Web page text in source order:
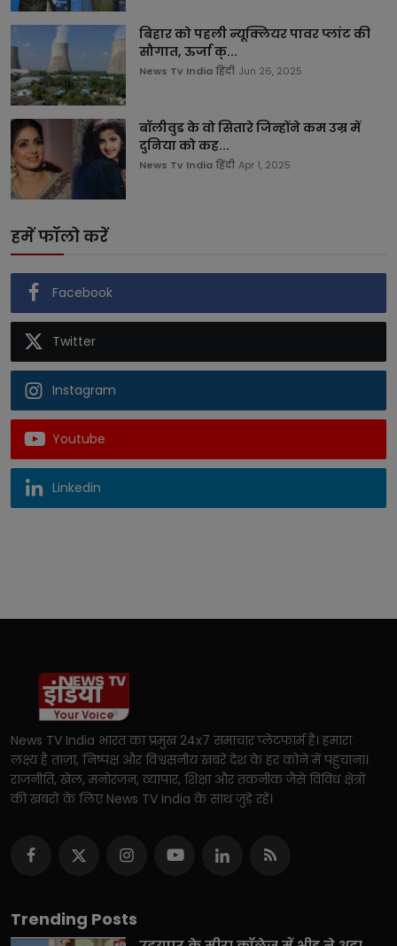
बिहार को पहली न्यूक्लियर पावर प्लांट की
सौगात, ऊर्जा क्...
News Tv India हिंदी Jun 26, 2025
बॉलीवुड के वो सितारे जिन्होंने कम उम्र में
दुनिया को कह...
News Tv India हिंदी Apr 1, 2025
हमें फॉलो करें
Facebook
Twitter
Instagram
Youtube
Linkedin
News TV India भारत का प्रमुख 24x7 समाचार प्लेटफार्म है। हमारा
लक्ष्य है ताज़ा, निष्पक्ष और विश्वसनीय खबरें देश के हर कोने में पहुंचाना।
राजनीति, खेल, मनोरंजन, व्यापार, शिक्षा और तकनीक जैसे विविध क्षेत्रों
की खबरों के लिए News TV India के साथ जुड़े रहें।
Trending Posts